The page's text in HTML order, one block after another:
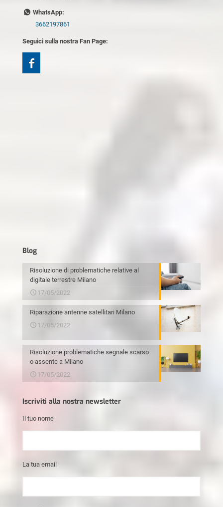
WhatsApp:
3662197861
Seguici sulla nostra Fan Page:
Blog
Risoluzione di problematiche relative al
digitale terrestre Milano
17/05/2022
Riparazione antenne satellitari Milano
17/05/2022
Risoluzione problematiche segnale scarso
o assente a Milano
17/05/2022
Iscriviti alla nostra newsletter
Il tuo nome
La tua email